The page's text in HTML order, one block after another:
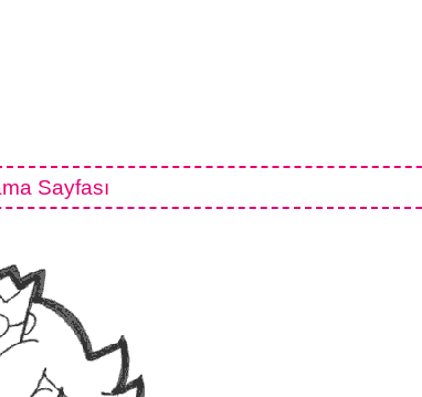
Sayfası